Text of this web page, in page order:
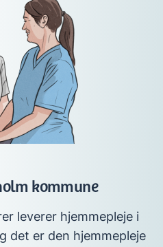
kommune
leverer hjemmepleje i
det er den hjemmepleje